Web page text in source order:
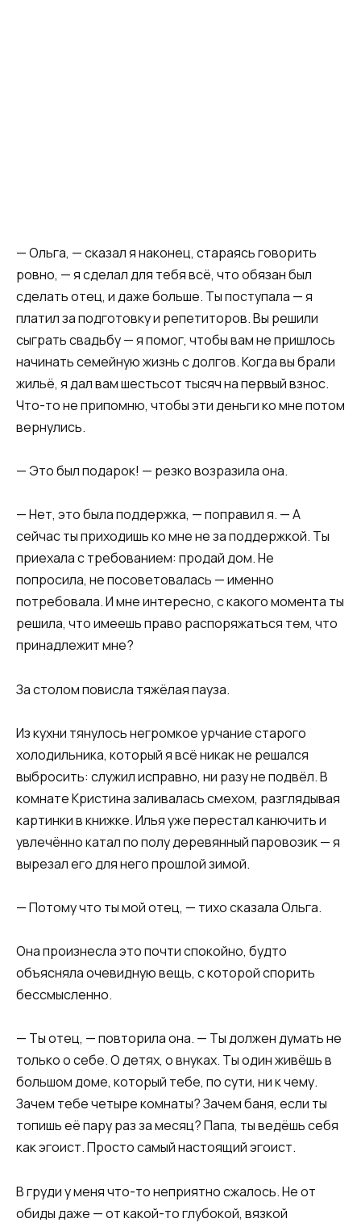
— Ольга, — сказал я наконец, стараясь говорить
ровно, — я сделал для тебя всё, что обязан был
сделать отец, и даже больше. Ты поступала — я
платил за подготовку и репетиторов. Вы решили
сыграть свадьбу — я помог, чтобы вам не пришлось
начинать семейную жизнь с долгов. Когда вы брали
жильё, я дал вам шестьсот тысяч на первый взнос.
Что-то не припомню, чтобы эти деньги ко мне потом
вернулись.
— Это был подарок! — резко возразила она.
— Нет, это была поддержка, — поправил я. — А
сейчас ты приходишь ко мне не за поддержкой. Ты
приехала с требованием: продай дом. Не
попросила, не посоветовалась — именно
потребовала. И мне интересно, с какого момента ты
решила, что имеешь право распоряжаться тем, что
принадлежит мне?
За столом повисла тяжёлая пауза.
Из кухни тянулось негромкое урчание старого
холодильника, который я всё никак не решался
выбросить: служил исправно, ни разу не подвёл. В
комнате Кристина заливалась смехом, разглядывая
картинки в книжке. Илья уже перестал канючить и
увлечённо катал по полу деревянный паровозик — я
вырезал его для него прошлой зимой.
— Потому что ты мой отец, — тихо сказала Ольга.
Она произнесла это почти спокойно, будто
объясняла очевидную вещь, с которой спорить
бессмысленно.
— Ты отец, — повторила она. — Ты должен думать не
только о себе. О детях, о внуках. Ты один живёшь в
большом доме, который тебе, по сути, ни к чему.
Зачем тебе четыре комнаты? Зачем баня, если ты
топишь её пару раз за месяц? Папа, ты ведёшь себя
как эгоист. Просто самый настоящий эгоист.
В груди у меня что-то неприятно сжалось. Не от
обиды даже — от какой-то глубокой, вязкой